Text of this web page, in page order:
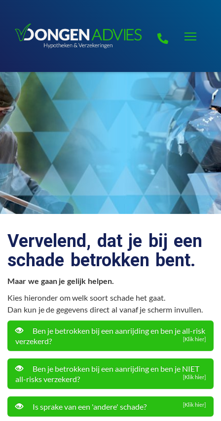
Vervelend, dat je bij een
schade betrokken bent.
Maar we gaan je gelijk helpen.
Kies hieronder om welk soort schade het gaat.
Dan kun je de gegevens direct al vanaf je scherm invullen.
Ben je betrokken bij een aanrijding en ben je all-risk
verzekerd?
[Klik hier]
Ben je betrokken bij een aanrijding en ben je NIET
all-risks verzekerd?
[Klik hier]
Is sprake van een 'andere' schade? [Klik hier]